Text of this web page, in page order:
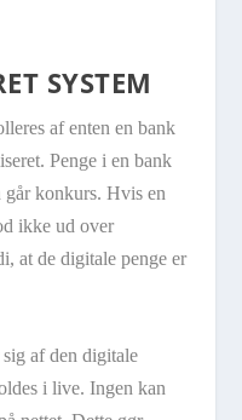
SYSTEM
af enten en bank
Penge i en bank
konkurs. Hvis en
ikke ud over
at de digitale penge er
af den digitale
i live. Ingen kan